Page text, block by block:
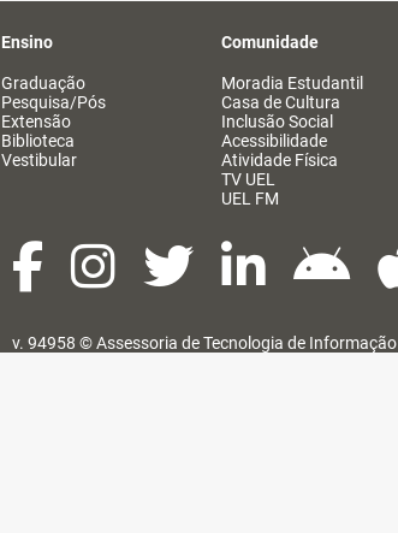
Ensino
Graduação
Pesquisa/Pós
Extensão
Biblioteca
Vestibular
Comunidade
Moradia Estudantil
Casa de Cultura
Inclusão Social
Acessibilidade
Atividade Física
TV UEL
UEL FM
v. 94958 ©Assessoria de Tecnologia de Informação